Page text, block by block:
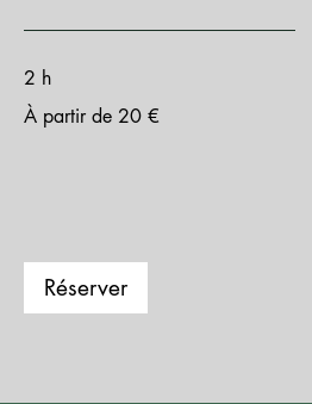
2 h
À
partir
À partir de 20 €
Réserver